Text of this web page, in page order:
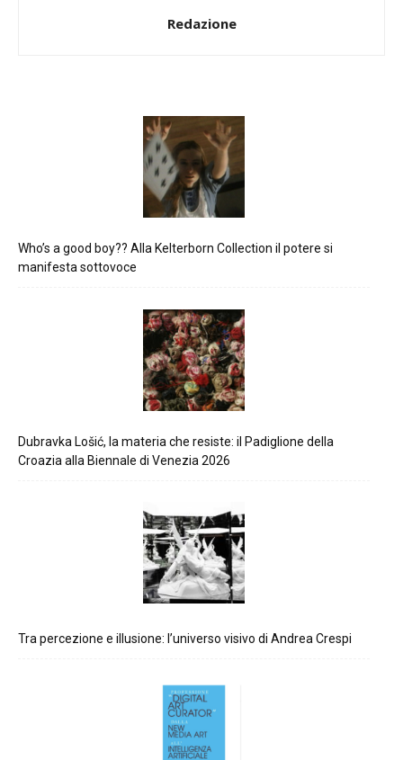
Redazione
Who’s a good boy?? Alla Kelterborn Collection il potere si
manifesta sottovoce
Dubravka Lošić, la materia che resiste: il Padiglione della
Croazia alla Biennale di Venezia 2026
Tra percezione e illusione: l’universo visivo di Andrea Crespi